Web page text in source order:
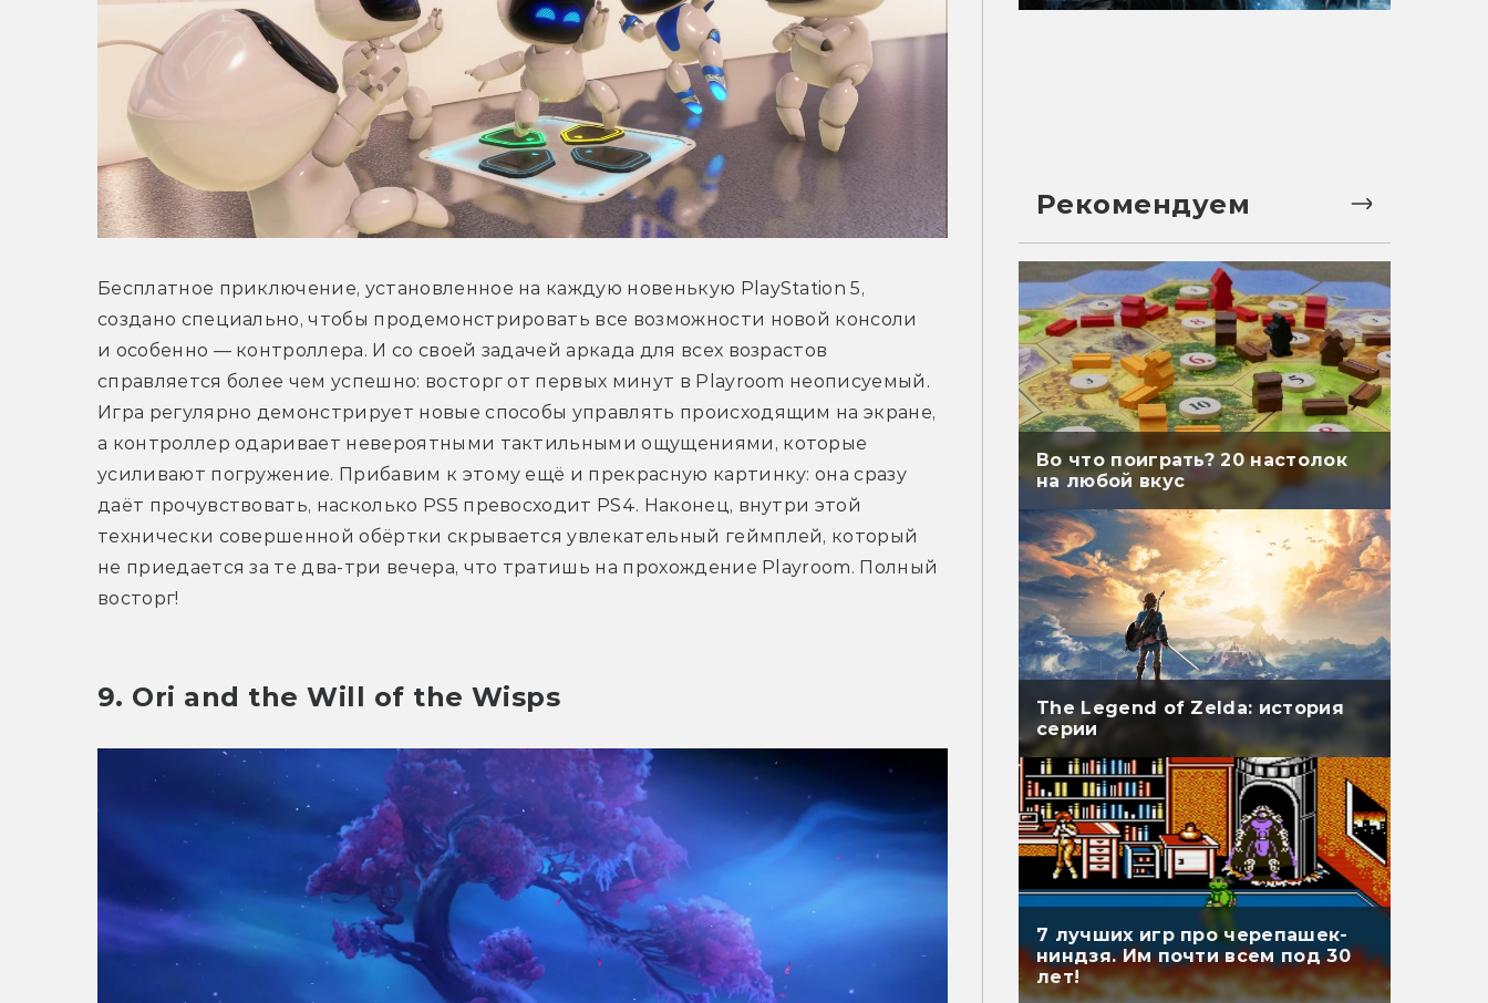
Бесплатное приключение, установленное на каждую новенькую PlayStation 5,
создано специально, чтобы продемонстрировать все возможности новой консоли
и особенно — контроллера. И со своей задачей аркада для всех возрастов
справляется более чем успешно: восторг от первых минут в Playroom неописуемый.
Игра регулярно демонстрирует новые способы управлять происходящим на экране,
а контроллер одаривает невероятными тактильными ощущениями, которые
усиливают погружение. Прибавим к этому ещё и прекрасную картинку: она сразу
даёт прочувствовать, насколько PS5 превосходит PS4. Наконец, внутри этой
технически совершенной обёртки скрывается увлекательный геймплей, который
не приедается за те два-три вечера, что тратишь на прохождение Playroom. Полный
восторг!
9. Ori and the Will of the Wisps
Рекомендуем
Во что поиграть? 20 настолок
на любой вкус
The Legend of Zelda: история
серии
7 лучших игр про черепашек-
ниндзя. Им почти всем под 30
лет!